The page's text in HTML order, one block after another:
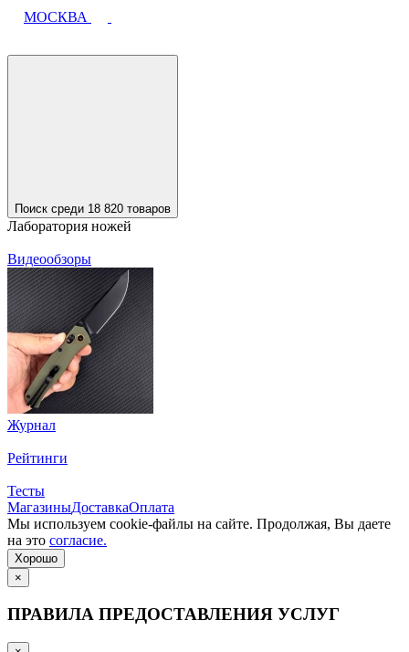
МОСКВА
Поиск среди 18 820 товаров
Лаборатория ножей
Видеообзоры
Журнал
Рейтинги
Тесты
МагазиныДоставкаОплата
Мы используем cookie-файлы на сайте. Продолжая, Вы даете
на это согласие.
Хорошо
×
ПРАВИЛА ПРЕДОСТАВЛЕНИЯ УСЛУГ